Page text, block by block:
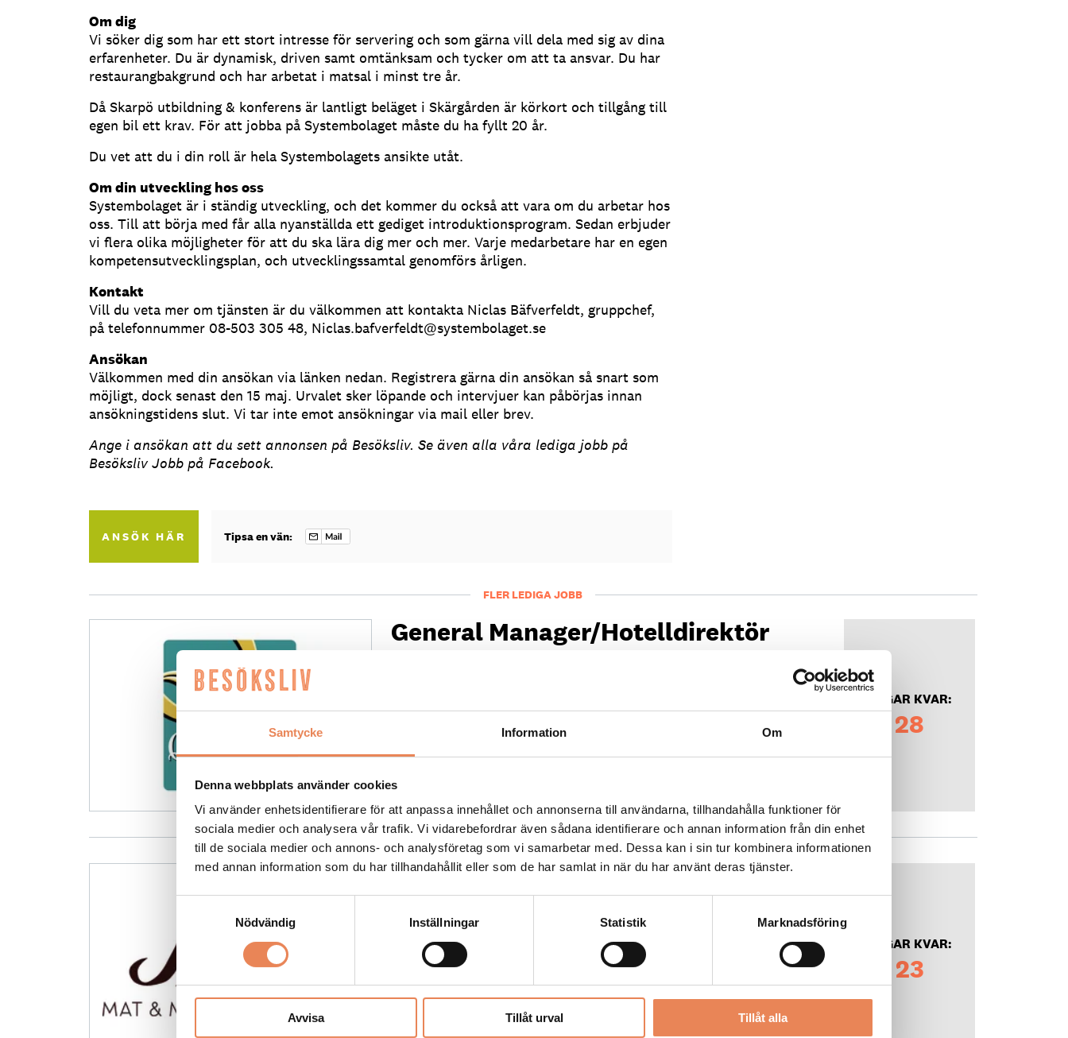
Samtycke Information Om
Denna webbplats använder cookies
Vi använder enhetsidentifierare för att anpassa innehållet och annonserna till användarna, tillhandahålla funktioner för
sociala medier och analysera vår trafik. Vi vidarebefordrar även sådana identifierare och annan information från din enhet
till de sociala medier och annons- och analysföretag som vi samarbetar med. Dessa kan i sin tur kombinera informationen
med annan information som du har tillhandahållit eller som de har samlat in när du har använt deras tjänster.
Nödvändig
Inställningar Statistik Marknadsföring
Avvisa Tillåt urval Tillåt alla
Om dig
Vi söker dig som har ett stort intresse för servering och som gärna vill dela med sig av dina
erfarenheter. Du är dynamisk, driven samt omtänksam och tycker om att ta ansvar. Du har
restaurangbakgrund och har arbetat i matsal i minst tre år.
Då Skarpö utbildning & konferens är lantligt beläget i Skärgården är körkort och tillgång till
egen bil ett krav. För att jobba på Systembolaget måste du ha fyllt 20 år.
Du vet att du i din roll är hela Systembolagets ansikte utåt.
Om din utveckling hos oss
Systembolaget är i ständig utveckling, och det kommer du också att vara om du arbetar hos
oss. Till att börja med får alla nyanställda ett gediget introduktionsprogram. Sedan erbjuder
vi flera olika möjligheter för att du ska lära dig mer och mer. Varje medarbetare har en egen
kompetensutvecklingsplan, och utvecklingssamtal genomförs årligen.
Kontakt
Vill du veta mer om tjänsten är du välkommen att kontakta Niclas Bäfverfeldt, gruppchef,
på telefonnummer 08-503 305 48, Niclas.bafverfeldt@systembolaget.se
Ansökan
Välkommen med din ansökan via länken nedan. Registrera gärna din ansökan så snart som
möjligt, dock senast den 15 maj. Urvalet sker löpande och intervjuer kan påbörjas innan
ansökningstidens slut. Vi tar inte emot ansökningar via mail eller brev.
Ange i ansökan att du sett annonsen på Besöksliv. Se även alla våra lediga jobb på
Besöksliv Jobb på Facebook.
ANSÖK HÄR Tipsa en vän:
FLER LEDIGA JOBB
General Manager/Hotelldirektör
DAGAR KVAR:
28
Kock
Placeringsort: Dalarö
Sista ansökningsdag: 2026-08-30
DAGAR KVAR:
23